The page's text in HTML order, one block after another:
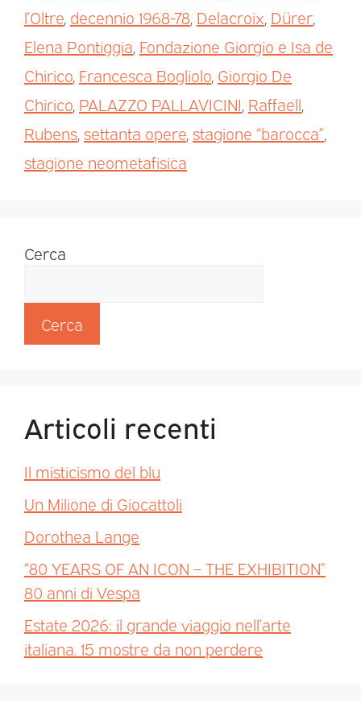
l’Oltre decennio 1968-78 Delacroix Dürer
Elena Pontiggia Fondazione Giorgio e Isa de
Chirico Francesca Bogliolo Giorgio De
Chirico PALAZZO PALLAVICINI Raffaell
Rubens settanta opere stagione “barocca”
stagione neometafisica
Cerca
Cerca
Articoli recenti
Il misticismo del blu
Un Milione di Giocattoli
Dorothea Lange
“80 YEARS OF AN ICON – THE EXHIBITION”
80 anni di Vespa
Estate 2026: il grande viaggio nell’arte
italiana. 15 mostre da non perdere